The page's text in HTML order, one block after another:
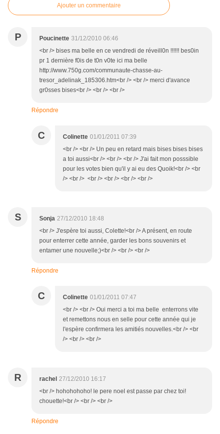
Ajouter un commentaire
P Poucinette 31/12/2010 06:46
<br /> bises ma belle en ce vendredi de réveill0n !!!!!! bes0in
pr 1 dernière f0is de t0n v0te ici ma belle
http://www.750g.com/communaute-chasse-au-
tresor_adelinak_185306.htm<br /> <br /> merci d'avance
gr0sses bises<br /> <br /> <br />
Répondre
C Colinette 01/01/2011 07:39
<br /> <br /> Un peu en retard mais bises bises bises
a toi aussi<br /> <br /> <br /> J'ai fait mon posssible
pour les votes bien qu'il y ai eu des Quoik!<br /> <br
/> <br /> <br /> <br /> <br /> <br />
S Sonja 27/12/2010 18:48
<br /> J'espère toi aussi, Colette!<br /> A présent, en route
pour enterrer cette année, garder les bons souvenirs et
entamer une nouvelle;)<br /> <br /> <br />
Répondre
C Colinette 01/01/2011 07:47
<br /> <br /> Oui merci a toi ma belle enterrons vite
et remettons nous en selle pour cette année qui je
l'espère confirmera les amitiés nouvelles.<br /> <br
/> <br /> <br />
R rachel 27/12/2010 16:17
<br /> hohohohoho! le pere noel est passe par chez toi!
chouette!<br /> <br /> <br />
Répondre